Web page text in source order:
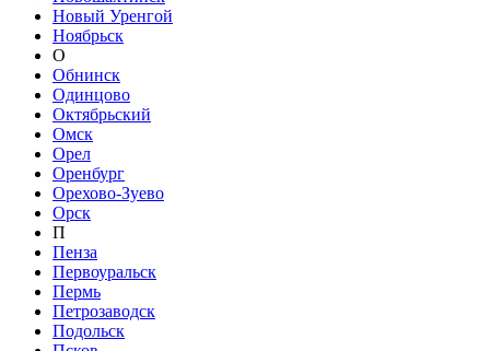
Новый Уренгой
Ноябрьск
О
Обнинск
Одинцово
Октябрьский
Омск
Орел
Оренбург
Орехово-Зуево
Орск
П
Пенза
Первоуральск
Пермь
Петрозаводск
Подольск